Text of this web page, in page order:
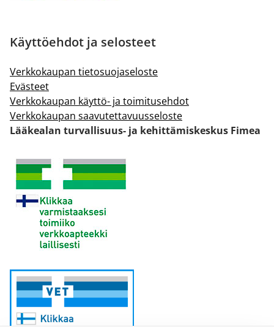
Käyttöehdot ja selosteet
Verkkokaupan tietosuojaseloste
Evästeet
Verkkokaupan käyttö- ja toimitusehdot
Verkkokaupan saavutettavuusseloste
Lääkealan turvallisuus- ja kehittämiskeskus Fimea